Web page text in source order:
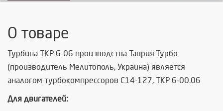
О товаре
Турбина ТКР-6-06 производства Таврия-Турбо
(производитель Мелитополь, Украина) является
аналогом турбокомпрессоров С14-127, ТКР 6-00.06
Для двигателей: